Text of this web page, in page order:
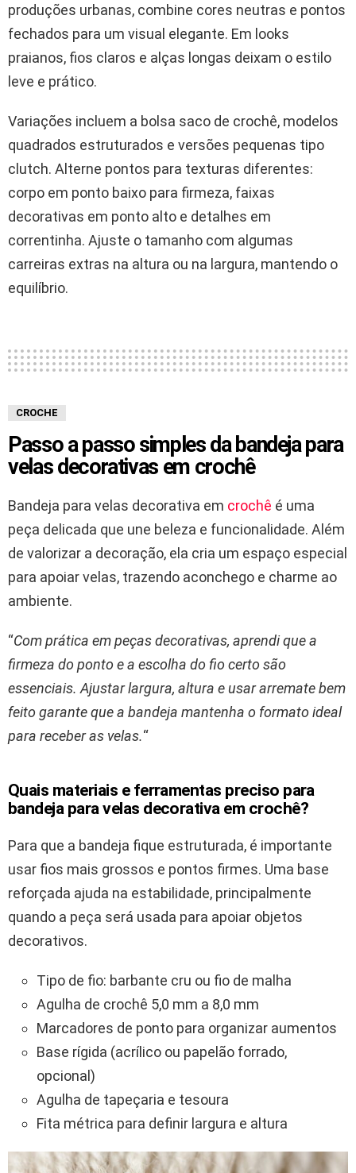
produções urbanas, combine cores neutras e pontos
fechados para um visual elegante. Em looks
praianos, fios claros e alças longas deixam o estilo
leve e prático.
Variações incluem a bolsa saco de crochê, modelos
quadrados estruturados e versões pequenas tipo
clutch. Alterne pontos para texturas diferentes:
corpo em ponto baixo para firmeza, faixas
decorativas em ponto alto e detalhes em
correntinha. Ajuste o tamanho com algumas
carreiras extras na altura ou na largura, mantendo o
equilíbrio.
CROCHE
Passo a passo simples da bandeja para
velas decorativas em crochê
Bandeja para velas decorativa em crochê é uma
peça delicada que une beleza e funcionalidade. Além
de valorizar a decoração, ela cria um espaço especial
para apoiar velas, trazendo aconchego e charme ao
ambiente.
“Com prática em peças decorativas, aprendi que a
firmeza do ponto e a escolha do fio certo são
essenciais. Ajustar largura, altura e usar arremate bem
feito garante que a bandeja mantenha o formato ideal
para receber as velas.“
Quais materiais e ferramentas preciso para
bandeja para velas decorativa em crochê?
Para que a bandeja fique estruturada, é importante
usar fios mais grossos e pontos firmes. Uma base
reforçada ajuda na estabilidade, principalmente
quando a peça será usada para apoiar objetos
decorativos.
Tipo de fio: barbante cru ou fio de malha
Agulha de crochê 5,0 mm a 8,0 mm
Marcadores de ponto para organizar aumentos
Base rígida (acrílico ou papelão forrado,
opcional)
Agulha de tapeçaria e tesoura
Fita métrica para definir largura e altura